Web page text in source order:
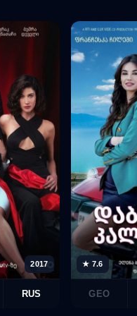
2017
RUS
★ 7.6
GEO